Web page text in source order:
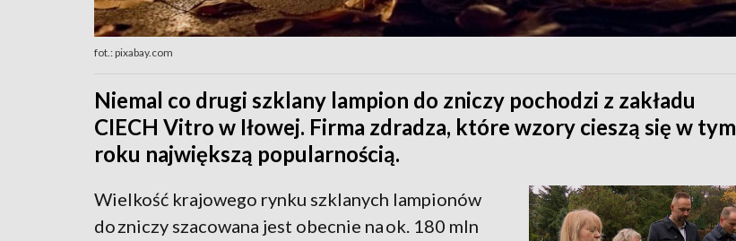
fot.: pixabay.com
Niemal co drugi szklany lampion do zniczy pochodzi z zakładu
CIECH Vitro w Iłowej. Firma zdradza, które wzory cieszą się w tym
roku największą popularnością.
Wielkość krajowego rynku szklanych lampionów
do zniczy szacowana jest obecnie na ok. 180 mln